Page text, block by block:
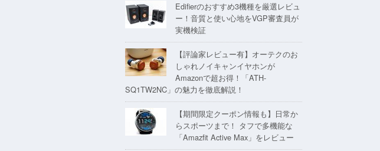
Edifierのおすすめ3機種を厳選レビュ
ー！音質と使い心地をVGP審査員が
実機検証
【評論家レビュー有】オーテクのお
しゃれノイキャンイヤホンが
Amazonで超お得！「ATH-
SQ1TW2NC」の魅力を徹底解説！
【期間限定クーポン情報も】日常か
らスポーツまで！ タフで多機能な
「Amazfit Active Max」をレビュー